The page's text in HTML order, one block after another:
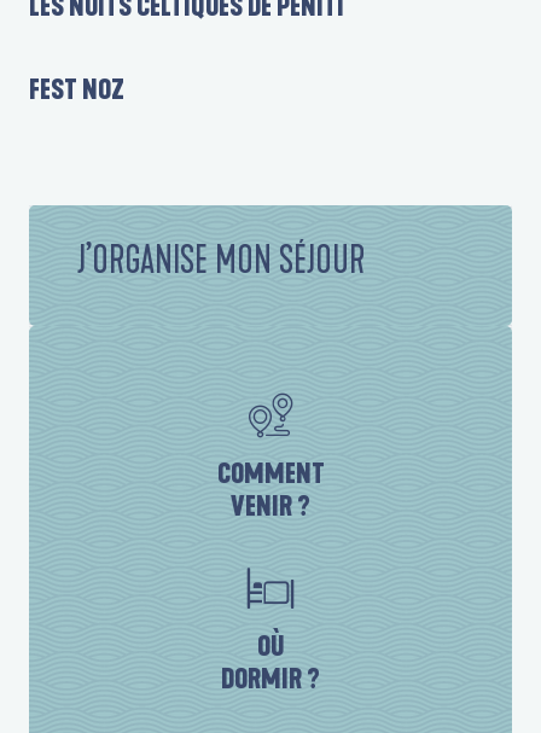
LES NUITS CELTIQUES DE PENITI
FEST NOZ
J’ORGANISE MON SÉJOUR
COMMENT
VENIR ?
OÙ
DORMIR ?